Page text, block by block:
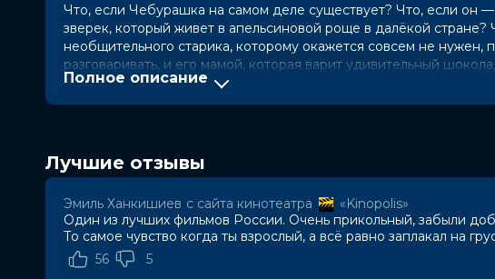
Что, если Чебурашка на самом деле существует? Что, если он
зверек, который живет в апельсиновой роще в далёкой
необщительного старика, которому окажется совсем не
разговаривать, и его мамой, которая варит удивительный
подарить своей несимпатичной внучке, и многих-многих других
Страна
Россия
Режиссер
Дмитрий Дьяченко
Актеры
Сергей Гармаш, Ольга Кузьмина, Полина
Сергей Лавыгин
Продюсеры
Эдуард Илоян, Денис Жалинский, Виталий
Сценаристы
Жанр
Полное описание
Лучшие отзывы
Эмиль Ханкишиев с сайта кинотеатра «Kinopolis»
Один из лучших фильмов России. Очень прикольный, забыли
То самое чувство когда ты взрослый, а всё равно заплакал на
56
5